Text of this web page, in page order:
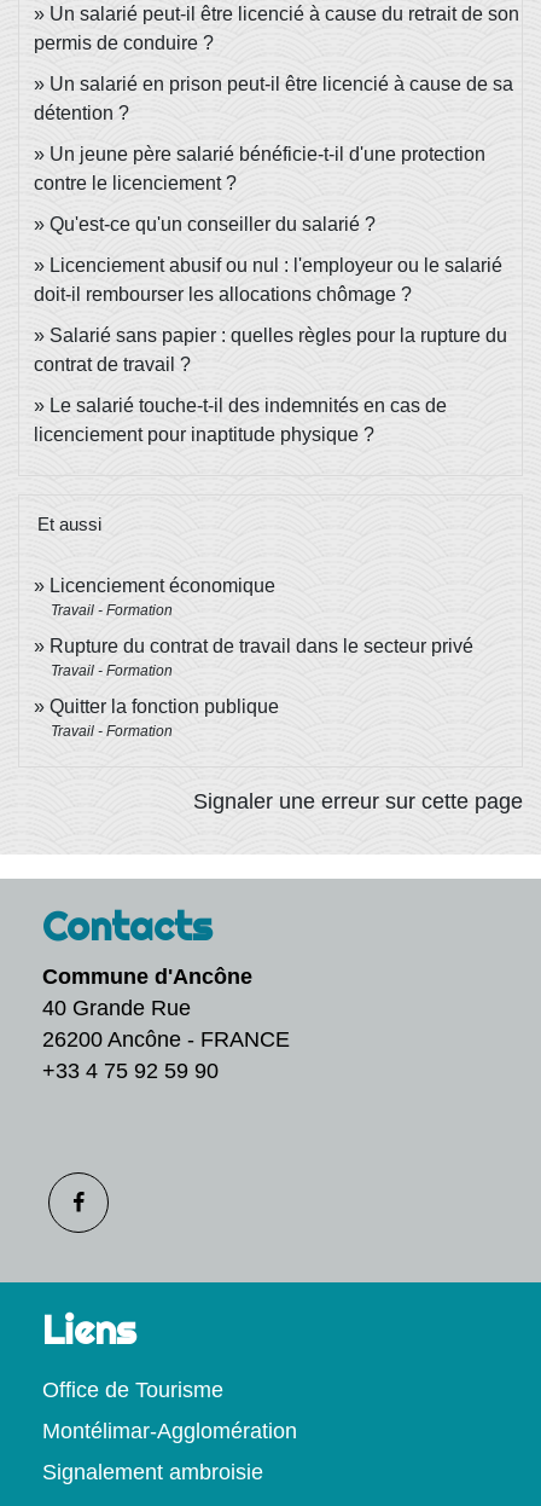
Un salarié peut-il être licencié à cause du retrait de son
permis de conduire ?
Un salarié en prison peut-il être licencié à cause de sa
détention ?
Un jeune père salarié bénéficie-t-il d'une protection
contre le licenciement ?
Qu'est-ce qu'un conseiller du salarié ?
Licenciement abusif ou nul : l'employeur ou le salarié
doit-il rembourser les allocations chômage ?
Salarié sans papier : quelles règles pour la rupture du
contrat de travail ?
Le salarié touche-t-il des indemnités en cas de
licenciement pour inaptitude physique ?
Et aussi
Licenciement économique
Travail - Formation
Rupture du contrat de travail dans le secteur privé
Travail - Formation
Quitter la fonction publique
Travail - Formation
Signaler une erreur sur cette page
Contacts
Commune d'Ancône
40 Grande Rue
26200 Ancône - FRANCE
+33 4 75 92 59 90
Liens
Office de Tourisme
Montélimar-Agglomération
Signalement ambroisie